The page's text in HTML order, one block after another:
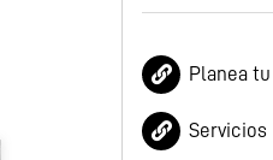
Planea
Servicios